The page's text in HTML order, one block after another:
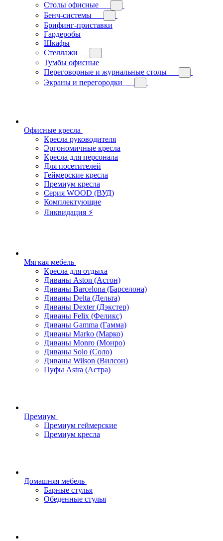
Cтолы офисные
Бенч-системы
Брифинг-приставки
Гардеробы
Шкафы
Стеллажи
Тумбы офисные
Переговорные и журнальные столы
Экраны и перегородки
Офисные кресла
Кресла руководителя
Эргономичные кресла
Кресла для персонала
Для посетителей
Геймерские кресла
Премиум кресла
Серия WOOD (ВУД)
Комплектующие
Ликвидация ⚡
Мягкая мебель
Кресла для отдыха
Диваны Aston (Астон)
Диваны Barcelona (Барселона)
Диваны Delta (Дельта)
Диваны Dexter (Дэкстер)
Диваны Felix (Феликс)
Диваны Gamma (Гамма)
Диваны Marko (Марко)
Диваны Monro (Монро)
Диваны Solo (Соло)
Диваны Wilson (Вилсон)
Пуфы Astra (Астра)
Премиум
Премиум геймерские
Премиум кресла
Домашняя мебель
Барные стулья
Обеденные стулья